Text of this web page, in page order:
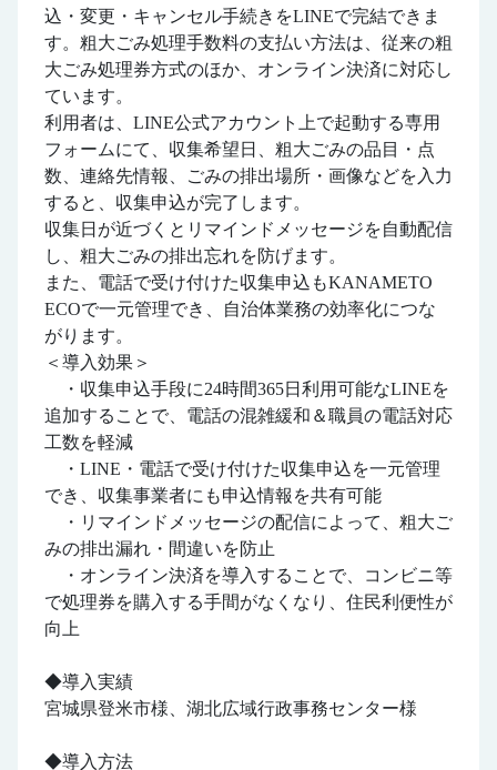
込・変更・キャンセル手続きをLINEで完結できま
す。粗大ごみ処理手数料の支払い方法は、従来の粗
大ごみ処理券方式のほか、オンライン決済に対応し
ています。
利用者は、LINE公式アカウント上で起動する専用
フォームにて、収集希望日、粗大ごみの品目・点
数、連絡先情報、ごみの排出場所・画像などを入力
すると、収集申込が完了します。
収集日が近づくとリマインドメッセージを自動配信
し、粗大ごみの排出忘れを防げます。
また、電話で受け付けた収集申込もKANAMETO
ECOで一元管理でき、自治体業務の効率化につな
がります。
＜導入効果＞
・収集申込手段に24時間365日利用可能なLINEを
追加することで、電話の混雑緩和＆職員の電話対応
工数を軽減
・LINE・電話で受け付けた収集申込を一元管理
でき、収集事業者にも申込情報を共有可能
・リマインドメッセージの配信によって、粗大ご
みの排出漏れ・間違いを防止
・オンライン決済を導入することで、コンビニ等
で処理券を購入する手間がなくなり、住民利便性が
向上
◆導入実績
宮城県登米市様、湖北広域行政事務センター様
◆導入方法